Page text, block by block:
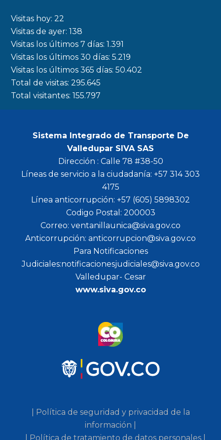
o
k
a
m
r
Visitas hoy:22
Visitas de ayer:138
Visitas los últimos 7 días:1.391
Visitas los últimos 30 días:5.219
Visitas los últimos 365 días:50.402
Total de visitas:295.645
Total visitantes:155.797
Sistema Integrado de Transporte De
Valledupar SIVA SAS
Dirección : Calle 78 #38-50
Líneas de servicio a la ciudadanía: +57 314 303
4175
Línea anticorrupción: +57 (605) 5898302
Codigo Postal: 200003
Correo: ventanillaunica@siva.gov.co
Anticorrupción: anticorrupcion@siva.gov.co
Para Notificaciones
Judiciales:notificacionesjudiciales@siva.gov.co
Valledupar- Cesar
www.siva.gov.co
| Política de seguridad y privacidad de la
información |
| Política de tratamiento de datos personales |